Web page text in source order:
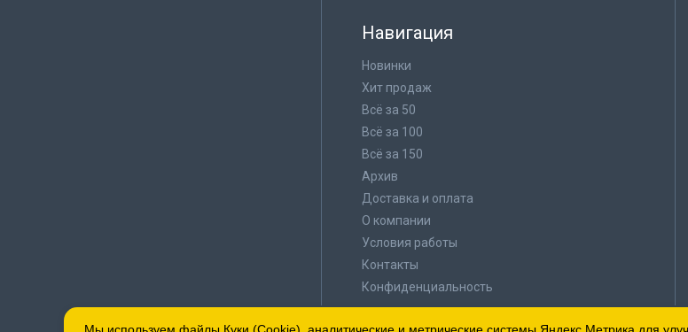
Навигация
Новинки
Хит продаж
Всё за 50
Всё за 100
Всё за 150
Архив
Доставка и оплата
О компании
Условия работы
Контакты
Конфиденциальность